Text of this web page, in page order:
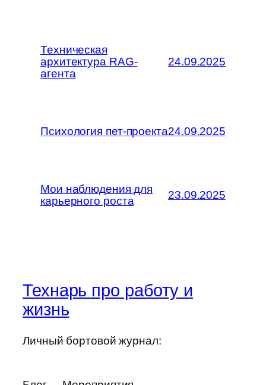
Техническая
архитектура RAG-
агента
24.09.2025
Психология пет-проекта24.09.2025
Мои наблюдения для
карьерного роста
23.09.2025
Технарь про работу и
жизнь
Личный бортовой журнал: